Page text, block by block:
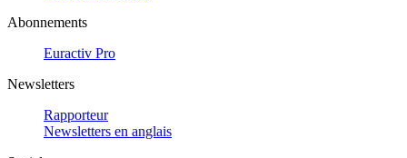
Abonnements
Euractiv Pro
Newsletters
Rapporteur
Newsletters en anglais